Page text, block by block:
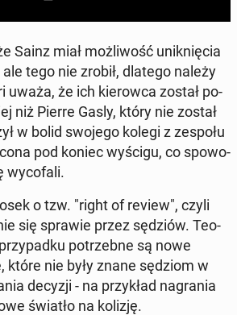
Sainz miał moż­li­wość unik­nię­cia
tego nie zrobił, dlatego należy
uważa, że ich kie­row­ca został po­
niż Pierre Gasly, który nie został
w bolid swojego kolegi z zespołu
pod koniec wyścigu, co spo­wo­
wy­co­fa­li.
o tzw. "right of review", czyli
się sprawie przez sędziów. Teo­
po­trzeb­ne są nowe
które nie były znane sędziom w
decyzji - na przy­kład na­gra­nia
światło na kolizję.